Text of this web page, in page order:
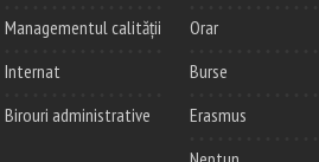
Managementul calității
Internat
Birouri administrative
Orar
Burse
Erasmus